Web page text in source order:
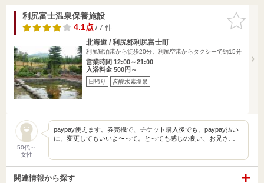
お気に入
りに追加
利尻富士温泉保養施設
4.1点/ 7 件
北海道 / 利尻郡利尻富士町
利尻鴛泊港から徒歩20分。利尻空港からタクシーで約15分
営業時間 12:00～21:00
入浴料金 500円～
日帰り 炭酸水素塩泉
50代～
女性
paypay使えます。券売機で、チケット購入後でも、paypay払い
に、変更してもいいよ〜って。とっても感じの良い、お兄さ…
関連情報から探す